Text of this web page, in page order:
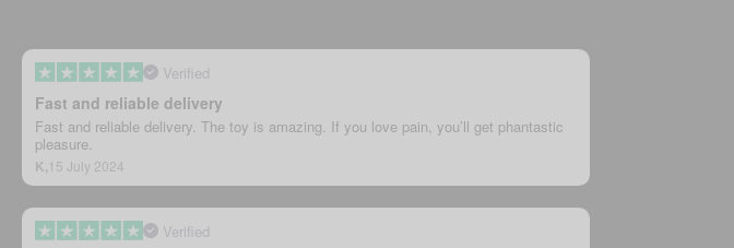
Verified
Fast and reliable delivery
Fast and reliable delivery. The toy is amazing. If you love pain, you’ll get phantastic
pleasure.
K, 15 July 2024
Verified